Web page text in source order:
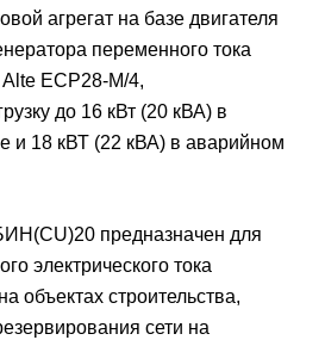
агрегат на базе двигателя
переменного тока
Alte ЕСР28-М/4,
до 16 кВт (20 кВА) в
и 18 кВТ (22 кВА) в аварийном
предназначен для
электрического тока
объектах строительства,
сети на